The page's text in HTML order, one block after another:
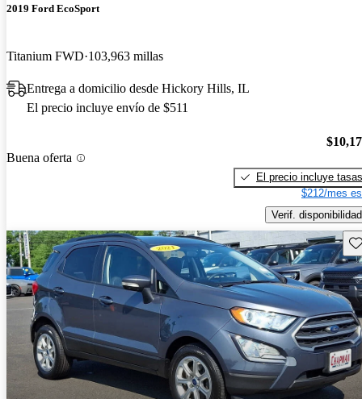
2019 Ford EcoSport
Titanium FWD 103,963 millas
Entrega a domicilio desde Hickory Hills, IL
El precio incluye envío de $511
Buena oferta
El precio incluye tasas
$212/mes
Verif. disponibilidad